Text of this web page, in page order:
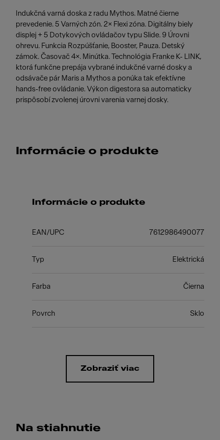
Indukčná varná doska z radu Mythos. Matné čierne
prevedenie. 5 Varných zón. 2× Flexi zóna. Digitálny biely
displej + 5 Dotykových ovládačov typu Slide. 9 Úrovni
ohrevu. Funkcia Rozpúšťanie, Booster, Pauza. Detský
zámok. Časovač 4×. Minútka. Technológia Franke K- LINK,
ktorá funkčne prepája vybrané indukčné varné dosky a
odsávače pár Maris a Mythos a ponúka tak efektívne
hands-free ovládanie. Výkon digestora sa automaticky
prispôsobí zvolenej úrovni varenia varnej dosky.
Informácie o produkte
Informácie o produkte
EAN/UPC 7612986490077
Typ Elektrická
Farba Čierna
Povrch Sklo
Zobraziť viac
Na stiahnutie